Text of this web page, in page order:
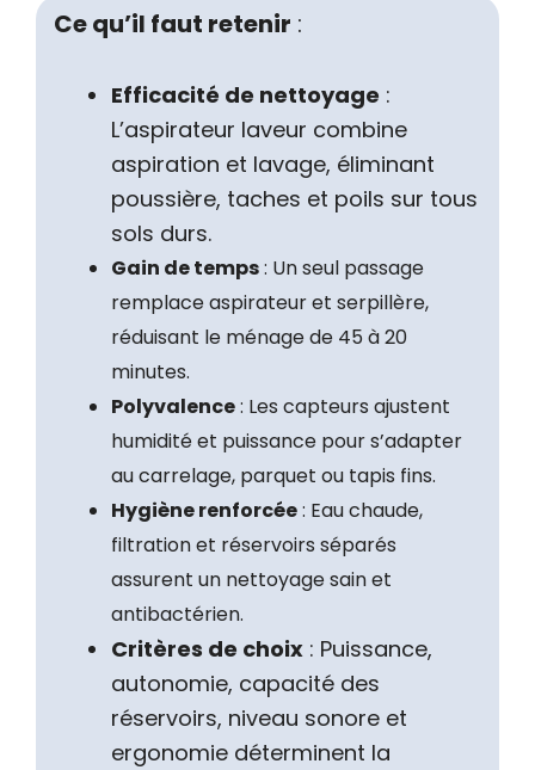
Ce qu’il faut retenir :
Efficacité de nettoyage :
L’aspirateur laveur combine
aspiration et lavage, éliminant
poussière, taches et poils sur tous
sols durs.
Gain de temps: Un seul passage
remplace aspirateur et serpillère,
réduisant le ménage de 45 à 20
minutes.
Polyvalence: Les capteurs ajustent
humidité et puissance pour s’adapter
au carrelage, parquet ou tapis fins.
Hygiène renforcée: Eau chaude,
filtration et réservoirs séparés
assurent un nettoyage sain et
antibactérien.
Critères de choix : Puissance,
autonomie, capacité des
réservoirs, niveau sonore et
ergonomie déterminent la